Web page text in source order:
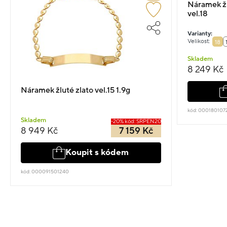
Náramek žluté zlato vel.15 1.9g
Skladem
8 949 Kč
-20% kód: SRPEN20
7 159 Kč
Koupit s kódem
kód: 000091501240
Náramek
vel.18
Varianty:
Velikost:
18
Skladem
8 249 Kč
kód: